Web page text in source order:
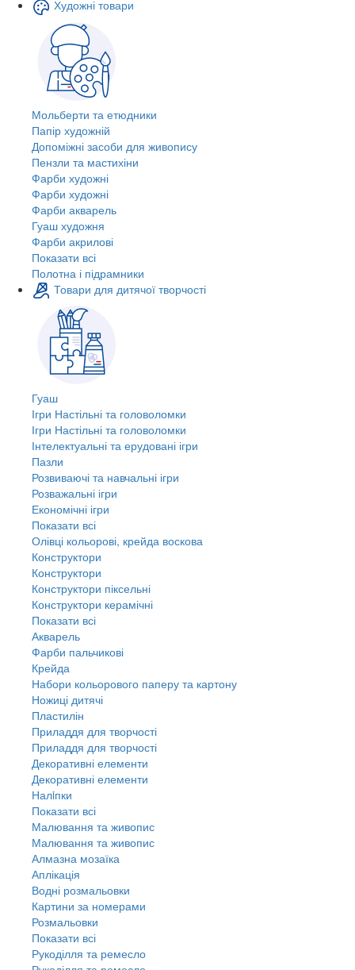
Художні товари
Мольберти та етюдники
Папір художній
Допоміжні засоби для живопису
Пензли та мастихіни
Фарби художні
Фарби художні
Фарби акварель
Гуаш художня
Фарби акрилові
Показати всі
Полотна і підрамники
Товари для дитячої творчості
Гуаш
Ігри Настільні та головоломки
Ігри Настільні та головоломки
Інтелектуальні та ерудовані ігри
Пазли
Розвиваючі та навчальні ігри
Розважальні ігри
Економічні ігри
Показати всі
Олівці кольорові, крейда воскова
Конструктори
Конструктори
Конструктори піксельні
Конструктори керамічні
Показати всі
Акварель
Фарби пальчикові
Крейда
Набори кольорового паперу та картону
Ножиці дитячі
Пластилін
Приладдя для творчості
Приладдя для творчості
Декоративні елементи
Декоративні елементи
Налiпки
Показати всі
Малювання та живопис
Малювання та живопис
Алмазна мозаїка
Аплікація
Водні розмальовки
Картини за номерами
Розмальовки
Показати всі
Рукоділля та ремесло